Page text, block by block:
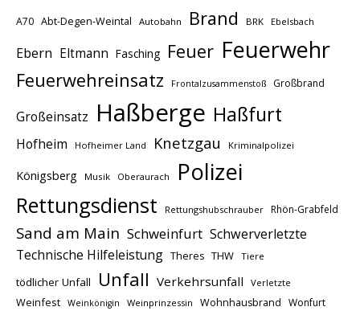
A70 Abt-Degen-Weintal Autobahn Brand BRK Ebelsbach
Ebern Eltmann Fasching Feuer Feuerwehr
Feuerwehreinsatz Frontalzusammenstoß Großbrand
Großeinsatz Haßberge Haßfurt
Hofheim Hofheimer Land Knetzgau Kriminalpolizei
Königsberg Musik Oberaurach Polizei
Rettungsdienst Rettungshubschrauber Rhön-Grabfeld
Sand am Main Schweinfurt Schwerverletzte
Technische Hilfeleistung Theres THW Tiere
tödlicher Unfall Unfall Verkehrsunfall Verletzte
Weinfest Weinkönigin Weinprinzessin Wohnhausbrand Wonfurt